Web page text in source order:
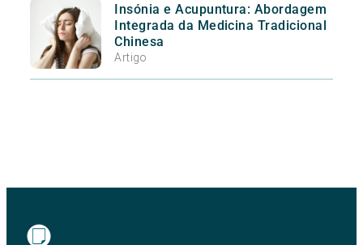
Insónia e Acupuntura: Abordagem
Integrada da Medicina Tradicional
Chinesa
Artigo